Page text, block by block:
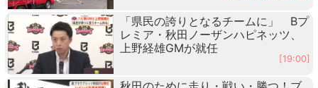
「県民の誇りとなるチームに」 Bプ
レミア・秋田ノーザンハピネッツ、
上野経雄GMが就任
[19:00]